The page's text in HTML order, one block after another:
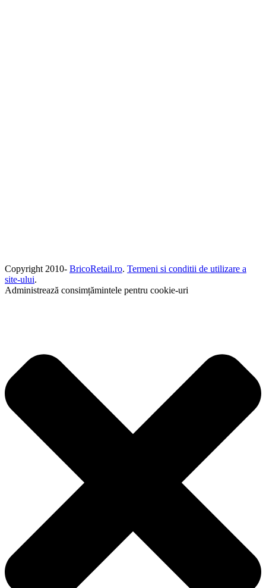
Copyright 2010- BricoRetail.ro. Termeni si conditii de utilizare a
site-ului.
Administrează consimțămintele pentru cookie-uri